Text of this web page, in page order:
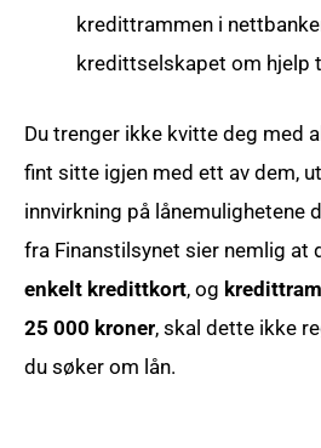
kredittrammen i
kredittselskapet om hjelp
Du trenger ikke kvitte deg med
fint sitte igjen med ett av dem,
innvirkning på lånemulighetene
fra Finanstilsynet sier nemlig at
enkelt kredittkort, og
25 000 kroner, skal dette ikke
du søker om lån.